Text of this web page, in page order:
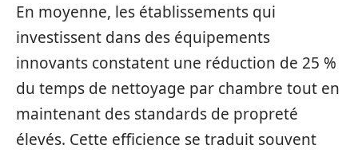
En moyenne, les établissements qui
investissent dans des équipements
innovants constatent une réduction de 25 %
du temps de nettoyage par chambre tout en
maintenant des standards de propreté
élevés. Cette efficience se traduit souvent